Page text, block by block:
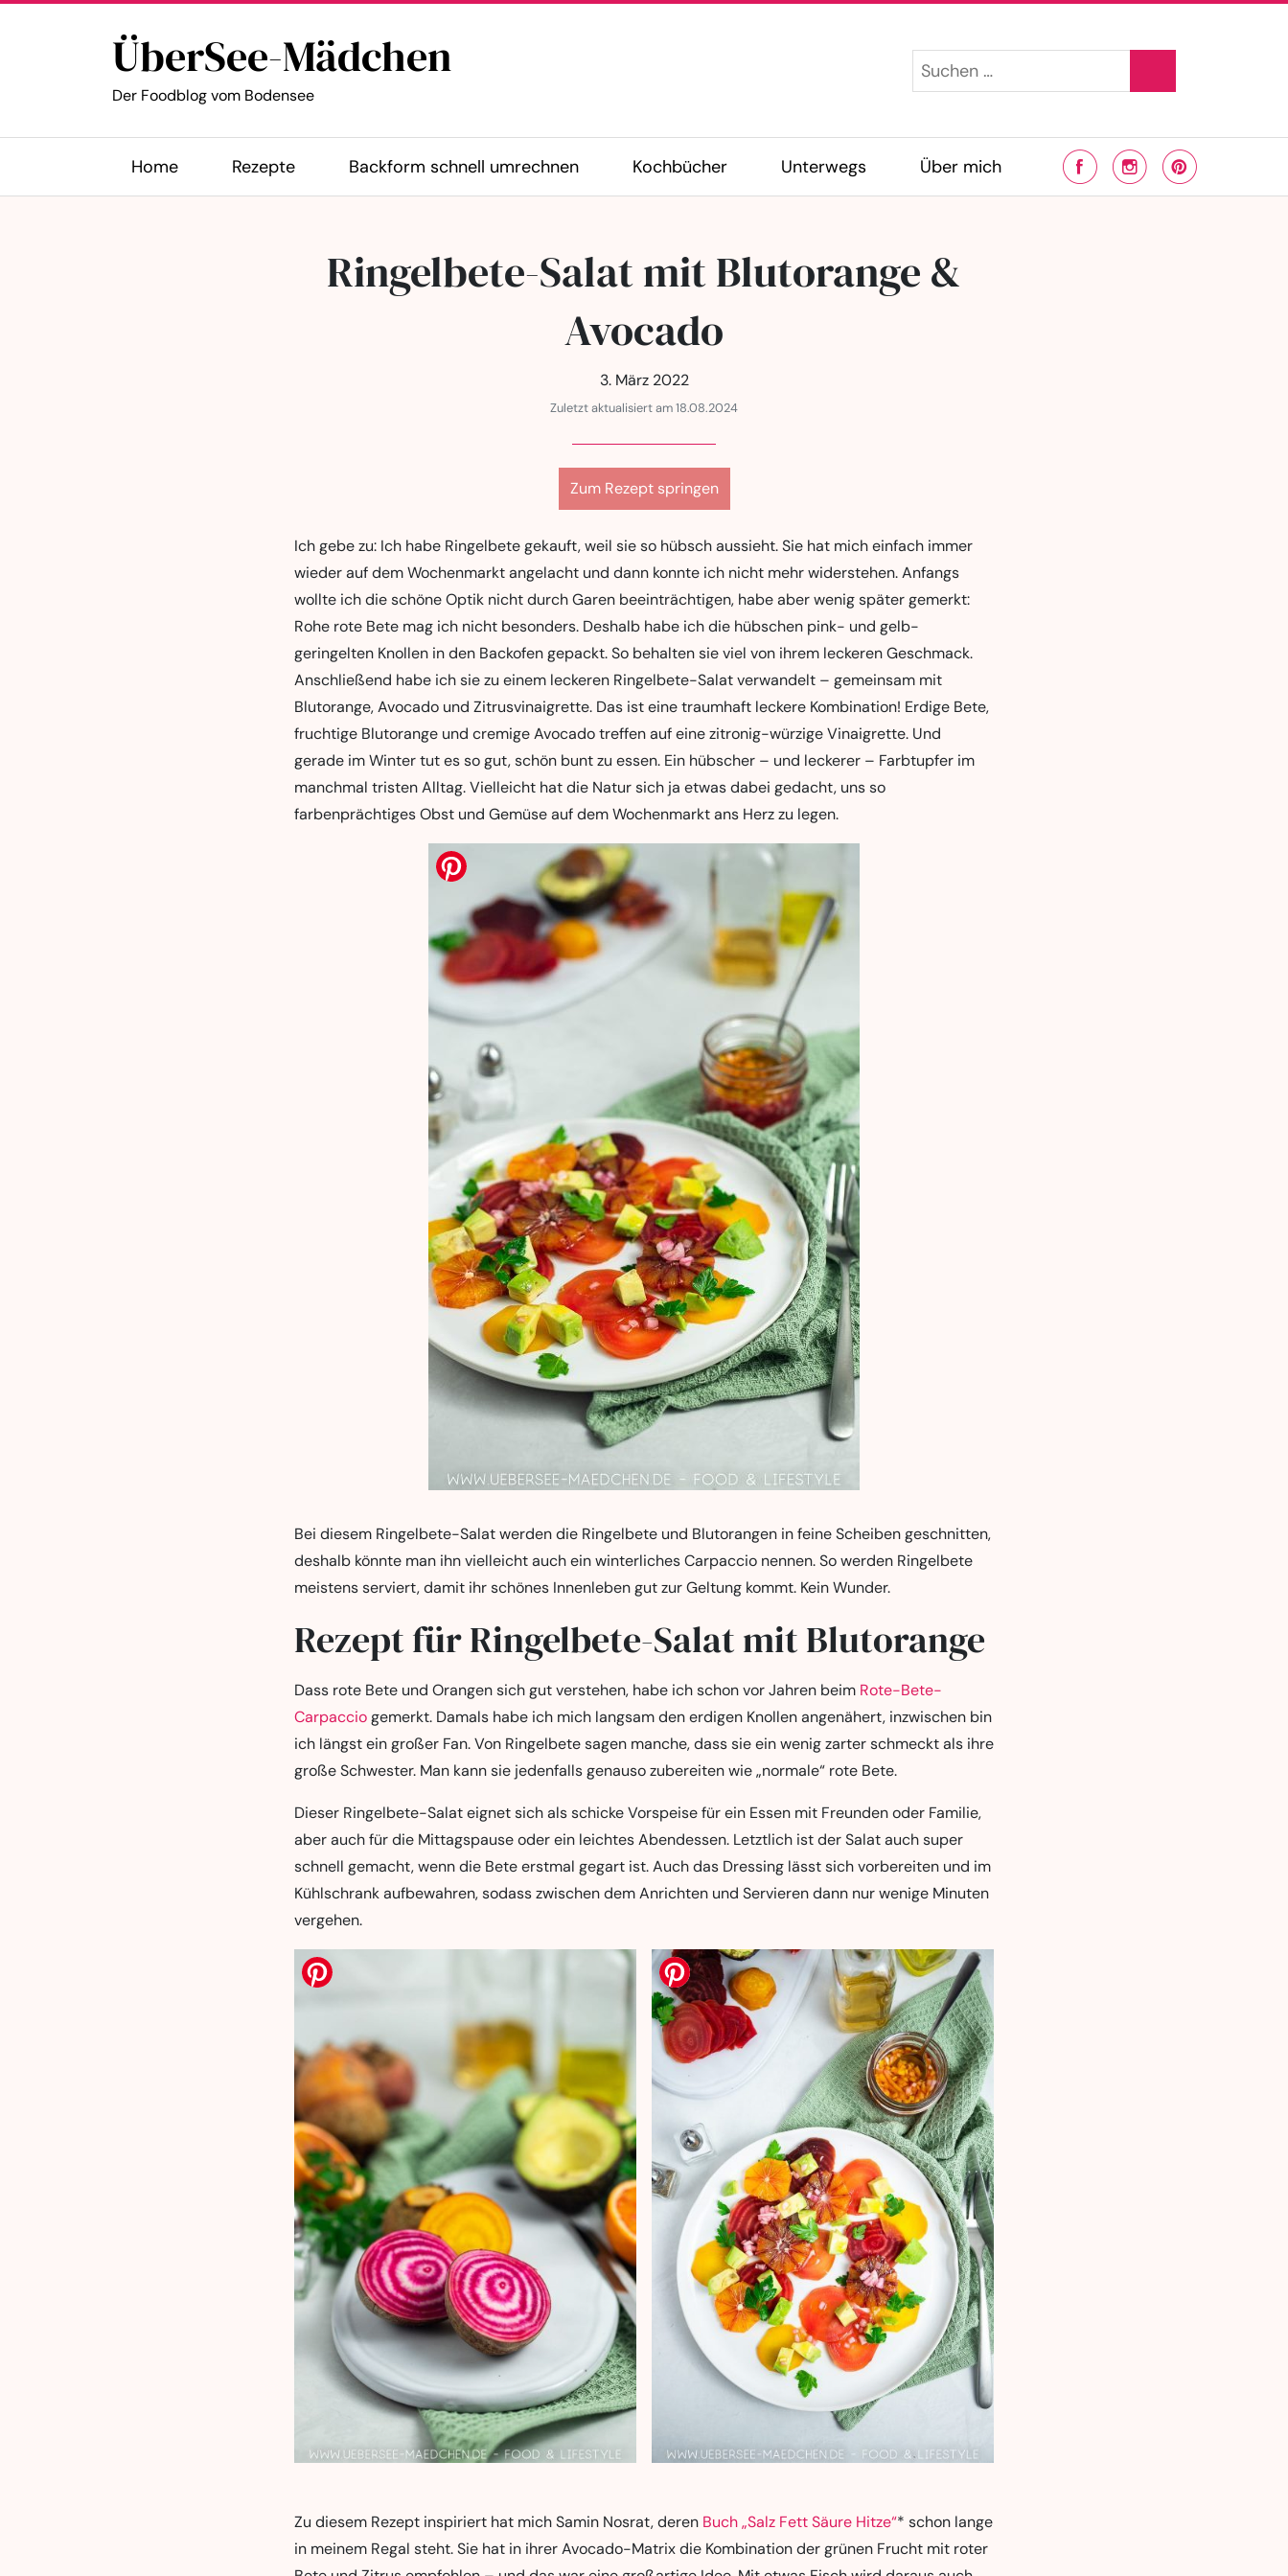
ÜberSee-Mädchen
Der Foodblog vom Bodensee
Home Rezepte Backform schnell umrechnen Kochbücher Unterwegs Über mich
Ringelbete-Salat mit Blutorange &
Avocado
3. März 2022
Zuletzt aktualisiert am 18.08.2024
Zum Rezept springen
Ich gebe zu: Ich habe Ringelbete gekauft, weil sie so hübsch aussieht. Sie hat mich einfach immer
wieder auf dem Wochenmarkt angelacht und dann konnte ich nicht mehr widerstehen. Anfangs
wollte ich die schöne Optik nicht durch Garen beeinträchtigen, habe aber wenig später gemerkt:
Rohe rote Bete mag ich nicht besonders. Deshalb habe ich die hübschen pink- und gelb-
geringelten Knollen in den Backofen gepackt. So behalten sie viel von ihrem leckeren Geschmack.
Anschließend habe ich sie zu einem leckeren Ringelbete-Salat verwandelt – gemeinsam mit
Blutorange, Avocado und Zitrusvinaigrette. Das ist eine traumhaft leckere Kombination! Erdige Bete,
fruchtige Blutorange und cremige Avocado treffen auf eine zitronig-würzige Vinaigrette. Und
gerade im Winter tut es so gut, schön bunt zu essen. Ein hübscher – und leckerer – Farbtupfer im
manchmal tristen Alltag. Vielleicht hat die Natur sich ja etwas dabei gedacht, uns so
farbenprächtiges Obst und Gemüse auf dem Wochenmarkt ans Herz zu legen.
Bei diesem Ringelbete-Salat werden die Ringelbete und Blutorangen in feine Scheiben geschnitten,
deshalb könnte man ihn vielleicht auch ein winterliches Carpaccio nennen. So werden Ringelbete
meistens serviert, damit ihr schönes Innenleben gut zur Geltung kommt. Kein Wunder.
Rezept für Ringelbete-Salat mit Blutorange
Dass rote Bete und Orangen sich gut verstehen, habe ich schon vor Jahren beim Rote-Bete-
Carpacciogemerkt. Damals habe ich mich langsam den erdigen Knollen angenähert, inzwischen bin
ich längst ein großer Fan. Von Ringelbete sagen manche, dass sie ein wenig zarter schmeckt als ihre
große Schwester. Man kann sie jedenfalls genauso zubereiten wie „normale“ rote Bete.
Dieser Ringelbete-Salat eignet sich als schicke Vorspeise für ein Essen mit Freunden oder Familie,
aber auch für die Mittagspause oder ein leichtes Abendessen. Letztlich ist der Salat auch super
schnell gemacht, wenn die Bete erstmal gegart ist. Auch das Dressing lässt sich vorbereiten und im
Kühlschrank aufbewahren, sodass zwischen dem Anrichten und Servieren dann nur wenige Minuten
vergehen.
Zu diesem Rezept inspiriert hat mich Samin Nosrat, deren Buch „Salz Fett Säure Hitze“* schon lange
in meinem Regal steht. Sie hat in ihrer Avocado-Matrix die Kombination der grünen Frucht mit roter